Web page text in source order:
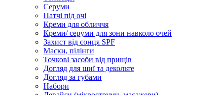
Серуми
Патчі під очі
Креми для обличчя
Креми/ серуми для зони навколо очей
Захист від сонця SPF
Маски, пілінги
Точкові засоби від прищів
Догляд для шиї та декольте
Догляд за губами
Набори